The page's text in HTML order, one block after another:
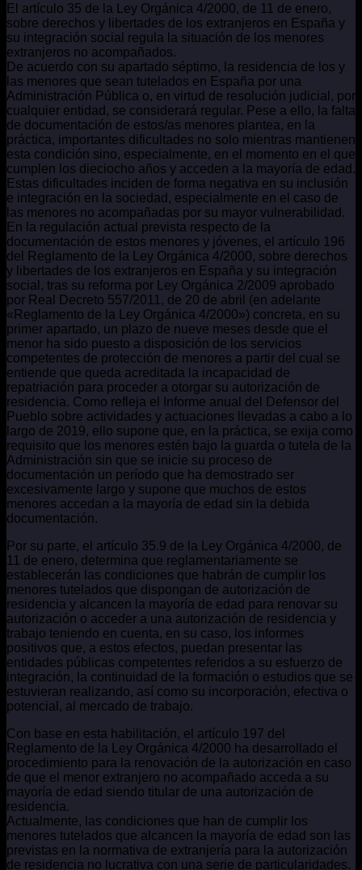
El artículo 35 de la Ley Orgánica 4/2000, de 11 de enero,
sobre derechos y libertades de los extranjeros en España y
su integración social regula la situación de los menores
extranjeros no acompañados.
De acuerdo con su apartado séptimo, la residencia de los y
las menores que sean tutelados en España por una
Administración Pública o, en virtud de resolución judicial, por
cualquier entidad, se considerará regular. Pese a ello, la falta
de documentación de estos/as menores plantea, en la
práctica, importantes dificultades no solo mientras mantienen
esta condición sino, especialmente, en el momento en el que
cumplen los dieciocho años y acceden a la mayoría de edad.
Estas dificultades inciden de forma negativa en su inclusión
e integración en la sociedad, especialmente en el caso de
las menores no acompañadas por su mayor vulnerabilidad.
En la regulación actual prevista respecto de la
documentación de estos menores y jóvenes, el artículo 196
del Reglamento de la Ley Orgánica 4/2000, sobre derechos
y libertades de los extranjeros en España y su integración
social, tras su reforma por Ley Orgánica 2/2009 aprobado
por Real Decreto 557/2011, de 20 de abril (en adelante
«Reglamento de la Ley Orgánica 4/2000») concreta, en su
primer apartado, un plazo de nueve meses desde que el
menor ha sido puesto a disposición de los servicios
competentes de protección de menores a partir del cual se
entiende que queda acreditada la incapacidad de
repatriación para proceder a otorgar su autorización de
residencia. Como refleja el Informe anual del Defensor del
Pueblo sobre actividades y actuaciones llevadas a cabo a lo
largo de 2019, ello supone que, en la práctica, se exija como
requisito que los menores estén bajo la guarda o tutela de la
Administración sin que se inicie su proceso de
documentación un período que ha demostrado ser
excesivamente largo y supone que muchos de estos
menores accedan a la mayoría de edad sin la debida
documentación.
Por su parte, el artículo 35.9 de la Ley Orgánica 4/2000, de
11 de enero, determina que reglamentariamente se
establecerán las condiciones que habrán de cumplir los
menores tutelados que dispongan de autorización de
residencia y alcancen la mayoría de edad para renovar su
autorización o acceder a una autorización de residencia y
trabajo teniendo en cuenta, en su caso, los informes
positivos que, a estos efectos, puedan presentar las
entidades públicas competentes referidos a su esfuerzo de
integración, la continuidad de la formación o estudios que se
estuvieran realizando, así como su incorporación, efectiva o
potencial, al mercado de trabajo.
Con base en esta habilitación, el artículo 197 del
Reglamento de la Ley Orgánica 4/2000 ha desarrollado el
procedimiento para la renovación de la autorización en caso
de que el menor extranjero no acompañado acceda a su
mayoría de edad siendo titular de una autorización de
residencia.
Actualmente, las condiciones que han de cumplir los
menores tutelados que alcancen la mayoría de edad son las
previstas en la normativa de extranjería para la autorización
de residencia no lucrativa con una serie de particularidades.